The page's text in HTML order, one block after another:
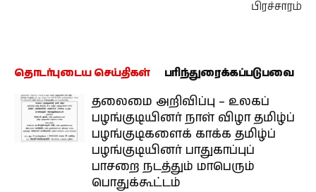
பிரச்சாரம்
தொடர்புடைய செய்திகள் பரிந்துரைக்கப்படுபவை
தலைமை அறிவிப்பு – உலகப்
பழங்குடியினர் நாள் விழா தமிழ்ப்
பழங்குடிகளைக் காக்க தமிழ்ப்
பழங்குடியினர் பாதுகாப்புப்
பாசறை நடத்தும் மாபெரும்
பொதுக்கூட்டம்